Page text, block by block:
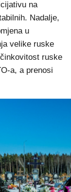
na
Nadalje,
u
velike ruske
ruske
a, a prenosi